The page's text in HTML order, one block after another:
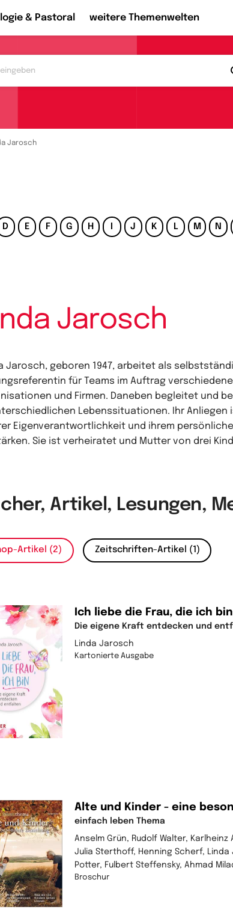
& Pastoral weitere Themenwelten
Jarosch
D E F G H J K L M N
Jarosch
Jarosch, geboren 1947, arbeitet als
für Teams im Auftrag
und Firmen. Daneben begleitet und
Lebenssituationen. Ihr Anliegen
Eigenverantwortlichkeit und ihrem
Sie ist verheiratet und Mutter von drei
Artikel, Lesungen,
Artikel (2) Zeitschriften-Artikel (1)
Ich liebe die Frau, die ich bin
Die eigene Kraft entdecken und
Linda Jarosch
Kartonierte Ausgabe
Alte und Kinder - eine
einfach leben Thema
Anselm Grün, Rudolf Walter, Karlheinz
Julia Sterthoff, Henning Scherf,
Potter, Fulbert Steffensky, Ahmad
Broschur